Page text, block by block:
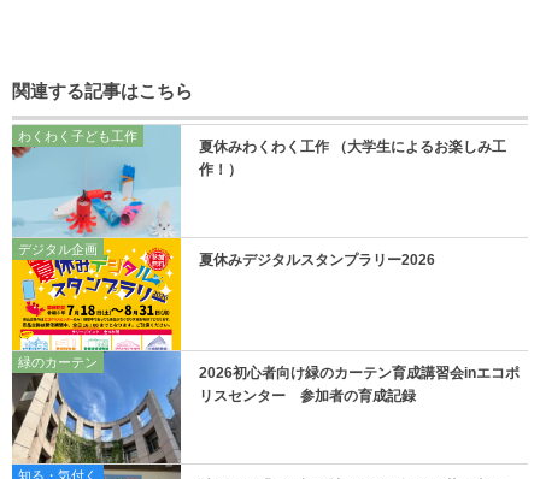
関連する記事はこちら
わくわく子ども工作
夏休みわくわく工作 （大学生によるお楽しみ工
作！）
デジタル企画
夏休みデジタルスタンプラリー2026
緑のカーテン
2026初心者向け緑のカーテン育成講習会inエコポ
リスセンター 参加者の育成記録
知る・気付く